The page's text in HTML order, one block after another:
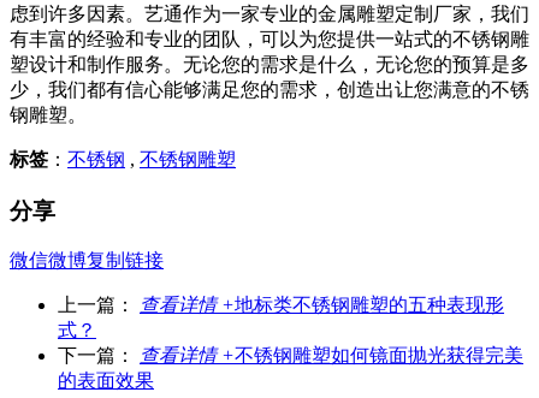
虑到许多因素。艺通作为一家专业的金属雕塑定制厂家，我们
有丰富的经验和专业的团队，可以为您提供一站式的不锈钢雕
塑设计和制作服务。无论您的需求是什么，无论您的预算是多
少，我们都有信心能够满足您的需求，创造出让您满意的不锈
钢雕塑。
标签 ： 不锈钢 , 不锈钢雕塑
分享
微信微博复制链接
上一篇： 查看详情 +地标类不锈钢雕塑的五种表现形
式？
下一篇：
查看详情 +不锈钢雕塑如何镜面抛光获得完美
的表面效果